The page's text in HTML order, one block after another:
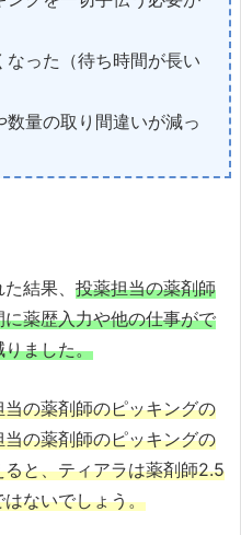
なった（待ち時間が長い
数量の取り間違いが減っ
結果、 投薬担当の薬剤師
薬歴入力や他の仕事がで
りました。
の薬剤師のピッキングの
の薬剤師のピッキングの
と、ティアラは薬剤師2.5
ないでしょう。